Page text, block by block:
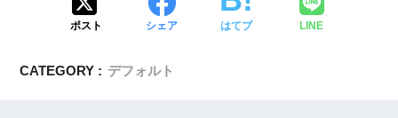
ポスト シェア はてブ LINE
CATEGORY : デフォルト